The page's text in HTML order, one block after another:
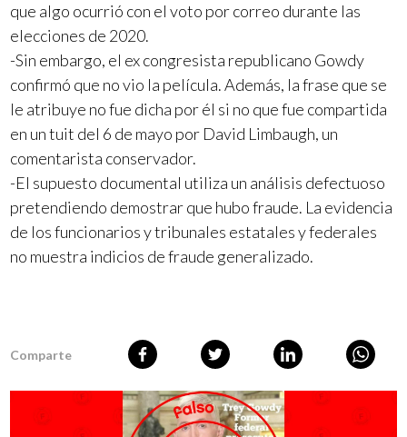
que algo ocurrió con el voto por correo durante las
elecciones de 2020.
-Sin embargo, el ex congresista republicano Gowdy
confirmó que no vio la película. Además, la frase que se
le atribuye no fue dicha por él si no que fue compartida
en un tuit del 6 de mayo por David Limbaugh, un
comentarista conservador.
-El supuesto documental utiliza un análisis defectuoso
pretendiendo demostrar que hubo fraude. La evidencia
de los funcionarios y tribunales estatales y federales
no muestra indicios de fraude generalizado.
Comparte